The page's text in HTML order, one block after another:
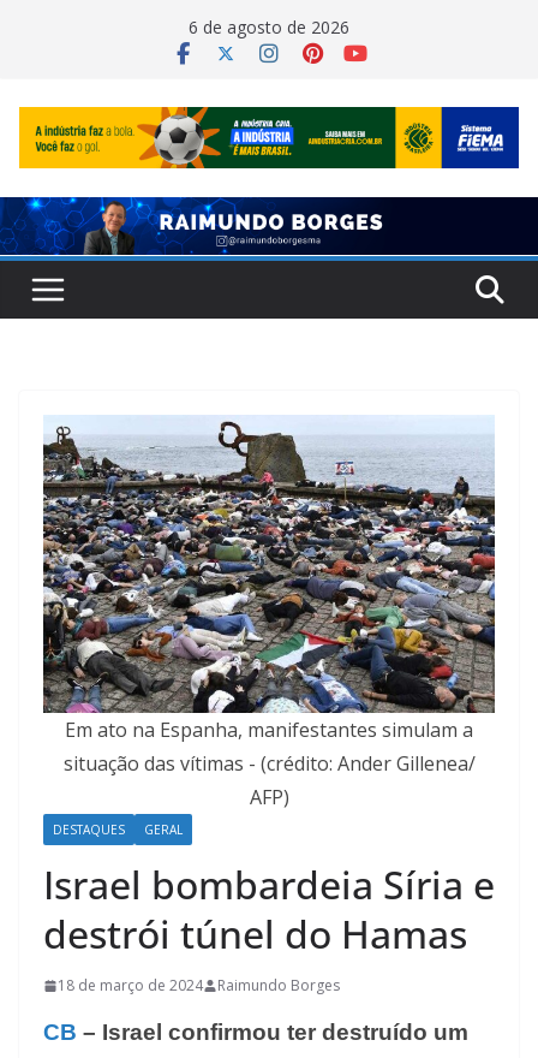
6 de agosto de 2026
Em ato na Espanha, manifestantes simulam a
situação das vítimas - (crédito: Ander Gillenea/
AFP)
DESTAQUES GERAL
Israel bombardeia Síria e
destrói túnel do Hamas
18 de março de 2024 Raimundo Borges
CB – Israel confirmou ter destruído um